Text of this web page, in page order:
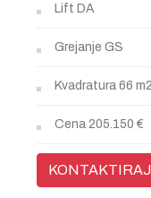
Lift DA
Grejanje GS
Kvadratura 66 m2
Cena 205.150 €